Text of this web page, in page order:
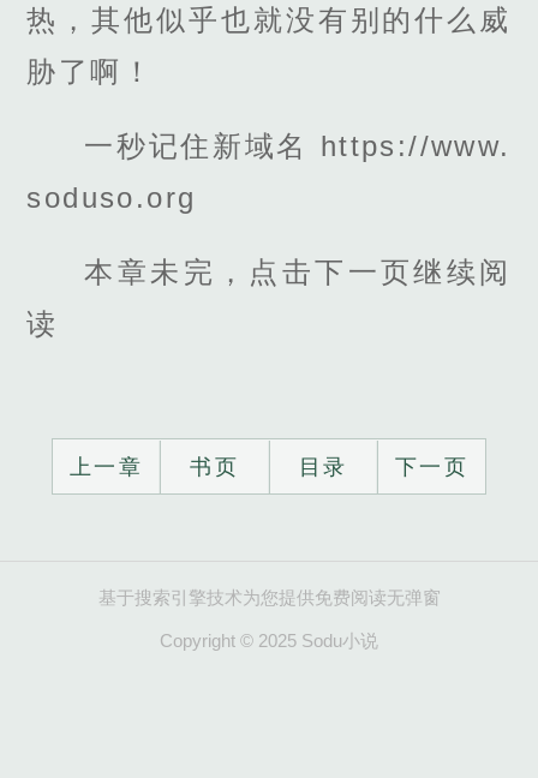
热，其他似乎也就没有别的什么威
胁了啊！
一秒记住新域名 https://www.
soduso.org
本章未完，点击下一页继续阅
读
上一章 书页 目录 下一页
基于搜索引擎技术为您提供免费阅读无弹窗
Copyright © 2025 Sodu小说